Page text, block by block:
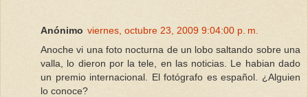
Anónimo viernes, octubre 23, 2009 9:04:00 p. m.
Anoche vi una foto nocturna de un lobo saltando sobre una
valla, lo dieron por la tele, en las noticias. Le habian dado
un premio internacional. El fotógrafo es español. ¿Alguien
lo conoce?